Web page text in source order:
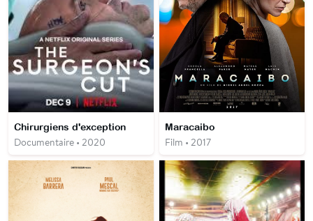
Chirurgiens d'exception
Documentaire • 2020
Maracaibo
Film • 2017